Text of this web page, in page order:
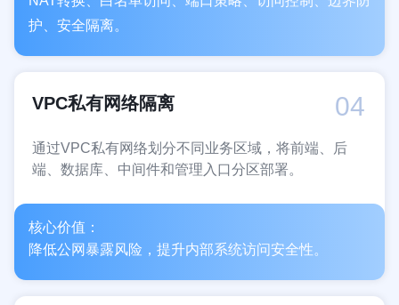
护、安全隔离。
04
VPC私有网络隔离
通过VPC私有网络划分不同业务区域，将前端、后
端、数据库、中间件和管理入口分区部署。
核心价值：
降低公网暴露风险，提升内部系统访问安全性。